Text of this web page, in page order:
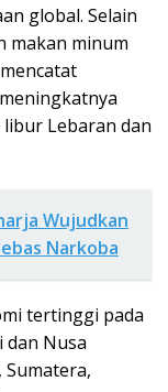
global. Selain
makan minum
Lebaran dan
Wujudkan
Narkoba
tertinggi pada
dan Nusa
Sumatera,